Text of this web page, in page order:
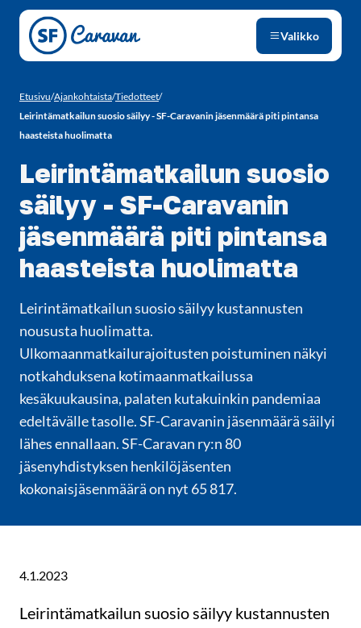
Siirry sivun sisältöön
Valikko
Etusivu/Ajankohtaista/Tiedotteet/
Leirintämatkailun suosio säilyy - SF-Caravanin jäsenmäärä piti pintansa
haasteista huolimatta
Leirintämatkailun suosio
säilyy - SF-Caravanin
jäsenmäärä piti pintansa
haasteista huolimatta
Leirintämatkailun suosio säilyy kustannusten
noususta huolimatta.
Ulkomaanmatkailurajoitusten poistuminen näkyi
notkahduksena kotimaanmatkailussa
kesäkuukausina, palaten kutakuinkin pandemiaa
edeltävälle tasolle. SF-Caravanin jäsenmäärä säilyi
lähes ennallaan. SF-Caravan ry:n 80
jäsenyhdistyksen henkilöjäsenten
kokonaisjäsenmäärä on nyt 65 817.
4.1.2023
Leirintämatkailun suosio säilyy kustannusten